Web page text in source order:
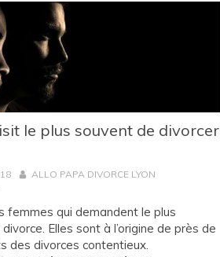
le plus souvent de divorcer
ALLO PAPA DIVORCE LYON
femmes qui demandent le plus
Elles sont à l’origine de près de
des divorces contentieux.